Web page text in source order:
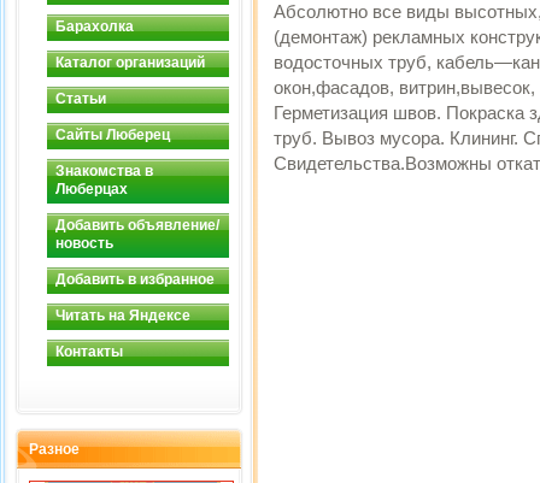
Барахолка
Каталог организаций
Статьи
Сайты Люберец
Знакомства в
Люберцах
Добавить объявление/
новость
Добавить в избранное
Читать на Яндексе
Контакты
Разное
Абсолютно все виды
(демонтаж) рекламных
водосточных труб,
окон,фасадов,
Герметизация швов. Покраска
труб. Вывоз мусора. Клининг.
Свидетельства.Возможны